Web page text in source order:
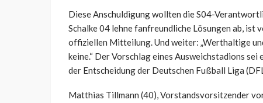
Diese Anschuldigung wollten die S04-
Schalke 04 lehne fanfreundliche Lösungen ab, ist
offiziellen Mitteilung. Und weiter: „Werthaltige
keine.“ Der Vorschlag eines Ausweichstadions
der Entscheidung der Deutschen Fußball Liga
Matthias Tillmann (40), Vorstandsvorsitzender